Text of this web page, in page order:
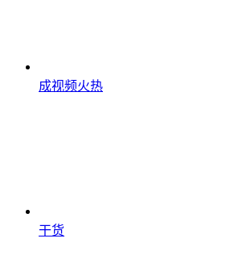
成视频火热
干货